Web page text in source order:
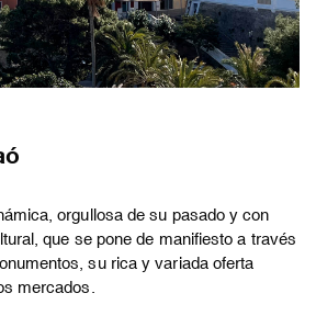
orgullosa de su pasado y con
que se pone de manifiesto a través
su rica y variada oferta
mercados.